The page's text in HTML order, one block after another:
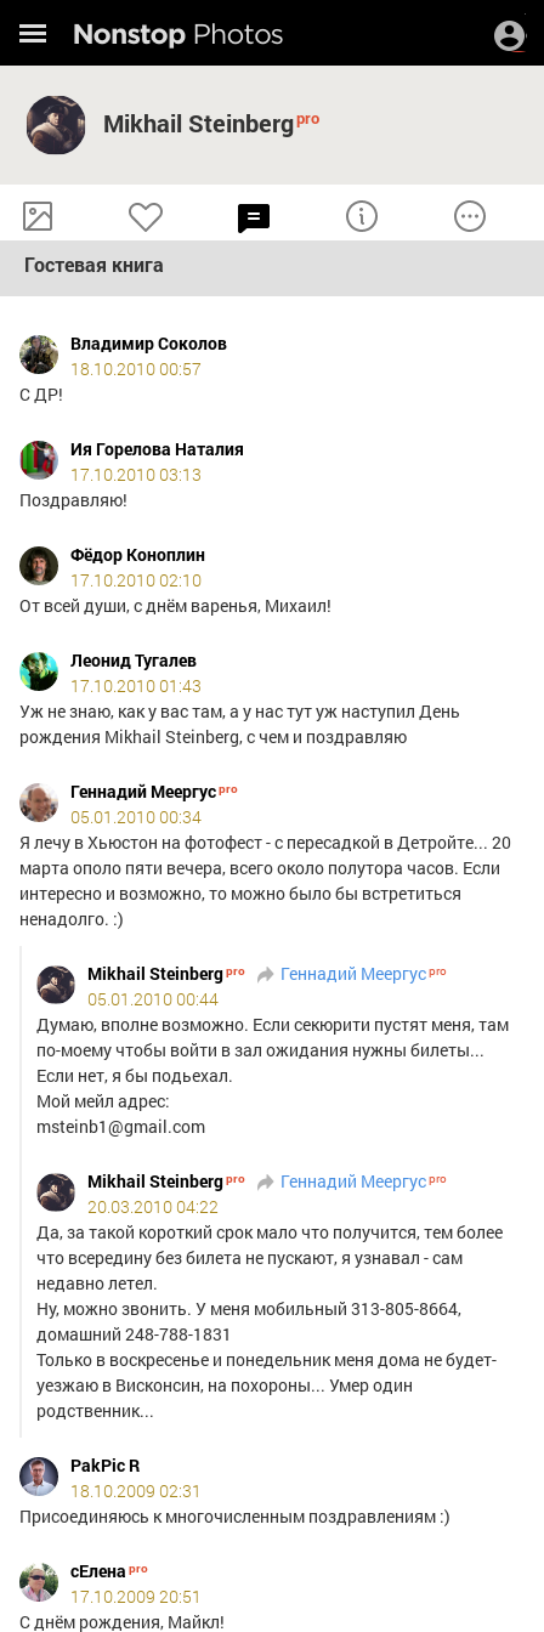
Mikhail Steinberg
Гостевая книга
Владимир Соколов
18.10.2010 00:57
С ДР!
Ия Горелова Наталия
17.10.2010 03:13
Поздравляю!
Фёдор Коноплин
17.10.2010 02:10
От всей души, с днём варенья, Михаил!
Леонид Тугалев
17.10.2010 01:43
Уж не знаю, как у вас там, а у нас тут уж наступил День
рождения Mikhail Steinberg, с чем и поздравляю
Геннадий Меергус
05.01.2010 00:34
Я лечу в Хьюстон на фотофест - с пересадкой в Детройте... 20
марта ополо пяти вечера, всего около полутора часов. Если
интересно и возможно, то можно было бы встретиться
ненадолго. :)
Mikhail Steinberg
Геннадий Меергус
05.01.2010 00:44
Думаю, вполне возможно. Если секюрити пустят меня, там
по-моему чтобы войти в зал ожидания нужны билеты...
Если нет, я бы подьехал.
Мой мейл адрес:
msteinb1@gmail.com
Mikhail Steinberg
Геннадий Меергус
20.03.2010 04:22
Да, за такой короткий срок мало что получится, тем более
что всередину без билета не пускают, я узнавал - сам
недавно летел.
Ну, можно звонить. У меня мобильный 313-805-8664,
домашний 248-788-1831
Только в воскресенье и понедельник меня дома не будет-
уезжаю в Висконсин, на похороны... Умер один
родственник...
PakPic R
18.10.2009 02:31
Присоединяюсь к многочисленным поздравлениям :)
сЕлена
17.10.2009 20:51
С днём рождения, Майкл!